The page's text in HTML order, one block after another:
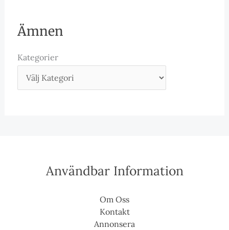
Ämnen
Kategorier
Användbar Information
Om Oss
Kontakt
Annonsera